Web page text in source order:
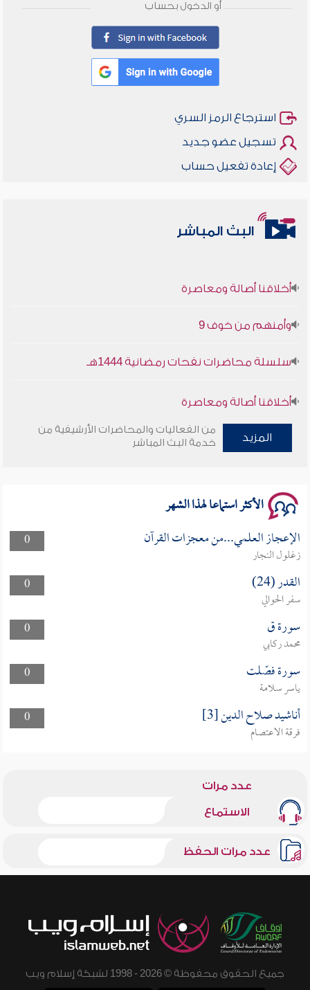
أو الدخول بحساب
استرجاع الرمز السري
تسجيل عضو جديد
إعادة تفعيل حساب
البث المباشر
أخلاقنا أصالة ومعاصرة
وأمنهم من خوف 9
سلسلة محاضرات نفحات رمضانية 1444هـ
أخلاقنا أصالة ومعاصرة
وأمنهم من خوف 9
المزيد
من الفعاليات والمحاضرات الأرشيفية من
خدمة البث المباشر
الأكثر استماعا لهذا الشهر
0 الإعجاز العلمي...من معجزات القرآن
زغلول النجار
0
القدر (24)
سفر الحوالي
0
سورة ق
محمد ركابي
0
سورة فصّلت
ياسر سلامة
0
أناشيد صلاح الدين [3]
فرقة الاعتصام
عدد مرات
الاستماع
عدد مرات الحفظ
جميع الحقوق محفوظة © 2026 - 1998 لشبكة إسلام ويب